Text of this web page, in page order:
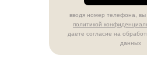
вводя номер телефона, вы
политикой
даете согласие на
данных